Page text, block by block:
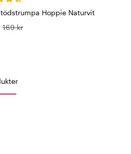
Hoppie Naturvit
169 kr